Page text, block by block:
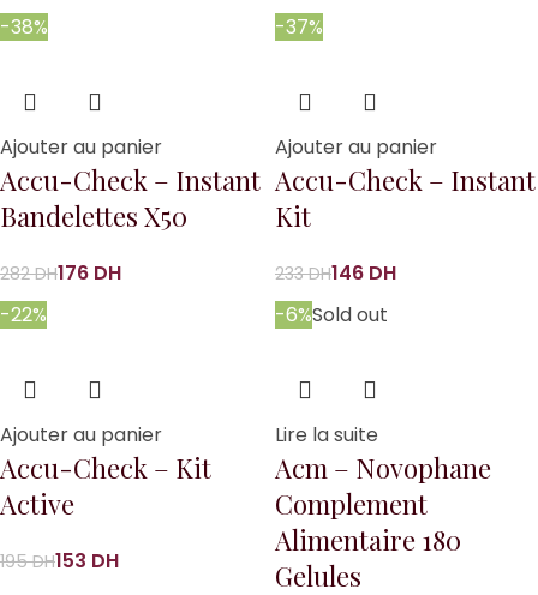
-38%
Ajouter au panier
Accu-Check – Instant
Bandelettes X50
282DH176 DH
-37%
Ajouter au panier
Accu-Check – Instant
Kit
233DH146 DH
-22%
Ajouter au panier
Accu-Check – Kit
Active
195DH153 DH
-6%Sold out
Lire la suite
Acm – Novophane
Complement
Alimentaire 180
Gelules